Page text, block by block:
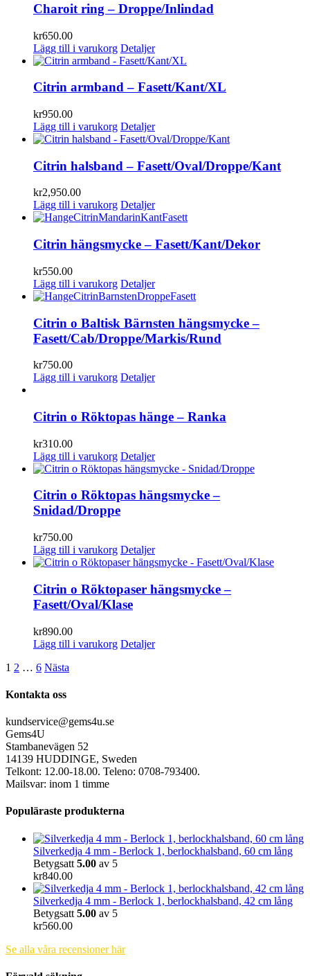
Charoit ring – Droppe/Inlindad
kr650.00
Lägg till i varukorg Detaljer
Citrin armband – Fasett/Kant/XL
kr950.00
Lägg till i varukorg Detaljer
Citrin halsband – Fasett/Oval/Droppe/Kant
kr2,950.00
Lägg till i varukorg Detaljer
Citrin hängsmycke – Fasett/Kant/Dekor
kr550.00
Lägg till i varukorg Detaljer
Citrin o Baltisk Bärnsten hängsmycke –
Fasett/Cab/Droppe/Markis/Rund
kr750.00
Lägg till i varukorg Detaljer
Citrin o Röktopas hänge – Ranka
kr310.00
Lägg till i varukorg Detaljer
Citrin o Röktopas hängsmycke –
Snidad/Droppe
kr750.00
Lägg till i varukorg Detaljer
Citrin o Röktopaser hängsmycke –
Fasett/Oval/Klase
kr890.00
Lägg till i varukorg Detaljer
1 2 … 6 Nästa
Kontakta oss
kundservice@gems4u.se
Gems4U
Stambanevägen 52
14139 HUDDINGE, Sweden
Telkont: 12.00-18.00. Teleno: 0708-793400.
Mailsvar: inom 1 timme
Populäraste produkterna
Silverkedja 4 mm - Berlock 1, berlockhalsband, 60 cm lång
Betygsatt 5.00 av 5
kr840.00
Silverkedja 4 mm - Berlock 1, berlockhalsband, 42 cm lång
Betygsatt 5.00 av 5
kr560.00
Se alla våra recensioner här